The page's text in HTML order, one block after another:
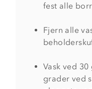
fest alle
Fjern alle
Vask ved
grader ved